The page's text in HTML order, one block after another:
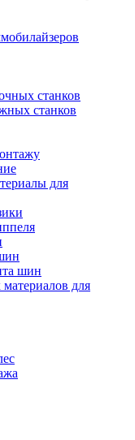
станков
станков
для
шин
для